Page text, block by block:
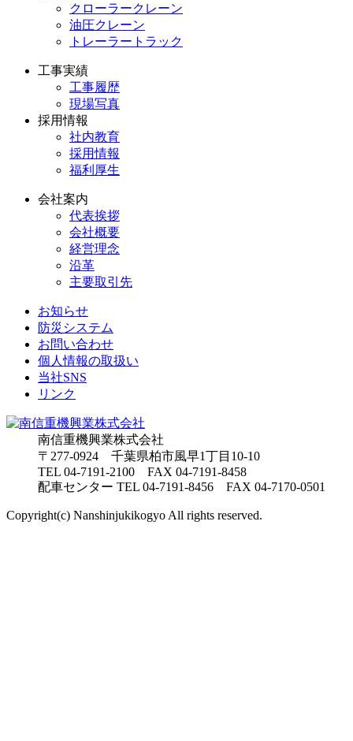
クローラークレーン
油圧クレーン
トレーラートラック
工事実績
工事履歴
現場写真
採用情報
社内教育
採用情報
福利厚生
会社案内
代表挨拶
会社概要
経営理念
沿革
主要取引先
お知らせ
防災システム
お問い合わせ
個人情報の取扱い
当社SNS
リンク
南信重機興業株式会社
〒277-0924 千葉県柏市風早1丁目10-10
TEL 04-7191-2100 FAX 04-7191-8458
配車センター TEL 04-7191-8456 FAX 04-7170-0501
Copyright(c) Nanshinjukikogyo All rights reserved.